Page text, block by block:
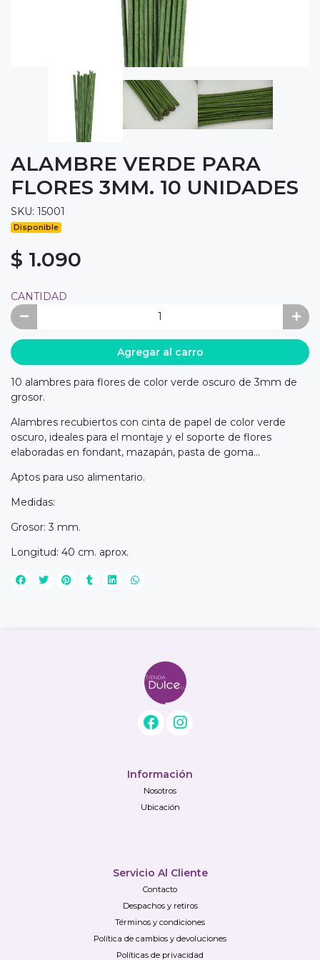
ALAMBRE VERDE PARA
FLORES 3MM. 10 UNIDADES
SKU: 15001
Disponible
$ 1.090
CANTIDAD
Agregar al carro
10 alambres para flores de color verde oscuro de 3mm de
grosor.
Alambres recubiertos con cinta de papel de color verde
oscuro, ideales para el montaje y el soporte de flores
elaboradas en fondant, mazapán, pasta de goma...
Aptos para uso alimentario.
Medidas:
Grosor: 3 mm.
Longitud: 40 cm. aprox.
Información
Nosotros
Ubicación
Servicio Al Cliente
Contacto
Despachos y retiros
Términos y condiciones
Política de cambios y devoluciones
Políticas de privacidad